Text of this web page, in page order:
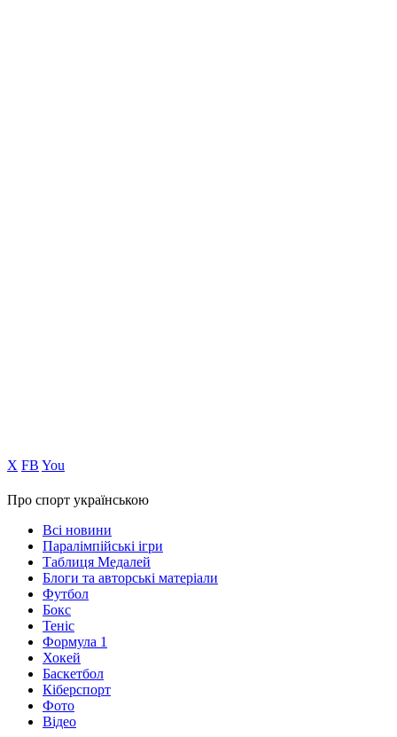
Х FB You
Про спорт українською
Всі новини
Паралімпійські ігри
Таблиця Медалей
Блоги та авторські матеріали
Футбол
Бокс
Теніс
Формула 1
Хокей
Баскетбол
Кіберспорт
Фото
Відео